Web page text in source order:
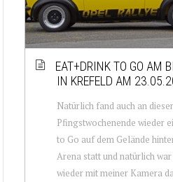
EAT+DRINK TO GO AM
IN KREFELD AM
Natürlich fand auch an
Pfingstwochenende wieder
to Go auf dem Gelände
Arena statt und natürlich war
wieder mit meiner Kamera